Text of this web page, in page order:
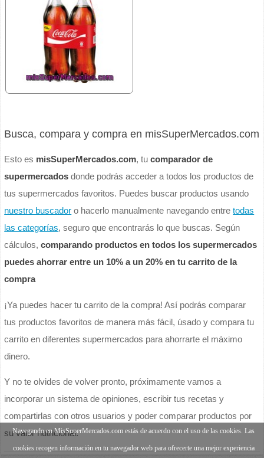
Busca, compara y compra en misSuperMercados.com
Esto es misSuperMercados.com, tucomparador de
supermercados donde podrás acceder a todos los productos de
tus supermercados favoritos. Puedes buscar productos usando
nuestro buscador o hacerlo manualmente navegando entretodas
las categorías, seguro que encontrarás lo que buscas. Según
cálculos,comparando productos en todos los supermercados
puedes ahorrar entre un 10% a un 20% en tu carrito de la
compra
¡Ya puedes hacer tu carrito de la compra! Así podrás comparar
tus productos favoritos de manera más fácil, úsado y compara tu
carrito en diferentes supermercados para ahorrarte el máximo
dinero.
Y no te olvides de volver pronto, próximamente vamos a
incorporar un sistema de opiniones, escribir tus recetas y
compartirlas con otros usuarios y poder comparar productos por
su valor nutricional.
Navegando en MisSuperMercados.com estás de acuerdo con el uso de las cookies. Las
cookies recogen información en tu navegador web para ofrecerte una mejor experiencia